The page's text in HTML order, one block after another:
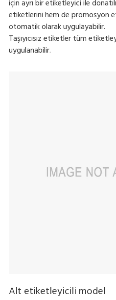
için ayrı bir etiketleyici ile
etiketlerini hem de promosyon
otomatik olarak uygulayabilir.
Taşıyıcısız etiketler tüm
uygulanabilir.
Alt etiketleyicili model